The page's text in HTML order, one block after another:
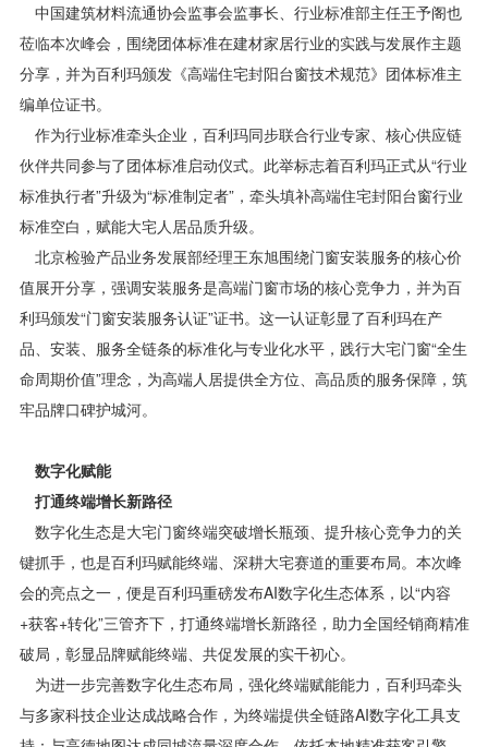
中国建筑材料流通协会监事会监事长、行业标准部主任王予阁也
莅临本次峰会，围绕团体标准在建材家居行业的实践与发展作主题
分享，并为百利玛颁发《高端住宅封阳台窗技术规范》团体标准主
编单位证书。
作为行业标准牵头企业，百利玛同步联合行业专家、核心供应链
伙伴共同参与了团体标准启动仪式。此举标志着百利玛正式从“行业
标准执行者”升级为“标准制定者”，牵头填补高端住宅封阳台窗行业
标准空白，赋能大宅人居品质升级。
北京检验产品业务发展部经理王东旭围绕门窗安装服务的核心价
值展开分享，强调安装服务是高端门窗市场的核心竞争力，并为百
利玛颁发“门窗安装服务认证”证书。这一认证彰显了百利玛在产
品、安装、服务全链条的标准化与专业化水平，践行大宅门窗“全生
命周期价值”理念，为高端人居提供全方位、高品质的服务保障，筑
牢品牌口碑护城河。
数字化赋能
打通终端增长新路径
数字化生态是大宅门窗终端突破增长瓶颈、提升核心竞争力的关
键抓手，也是百利玛赋能终端、深耕大宅赛道的重要布局。本次峰
会的亮点之一，便是百利玛重磅发布AI数字化生态体系，以“内容
+获客+转化”三管齐下，打通终端增长新路径，助力全国经销商精准
破局，彰显品牌赋能终端、共促发展的实干初心。
为进一步完善数字化生态布局，强化终端赋能能力，百利玛牵头
与多家科技企业达成战略合作，为终端提供全链路AI数字化工具支